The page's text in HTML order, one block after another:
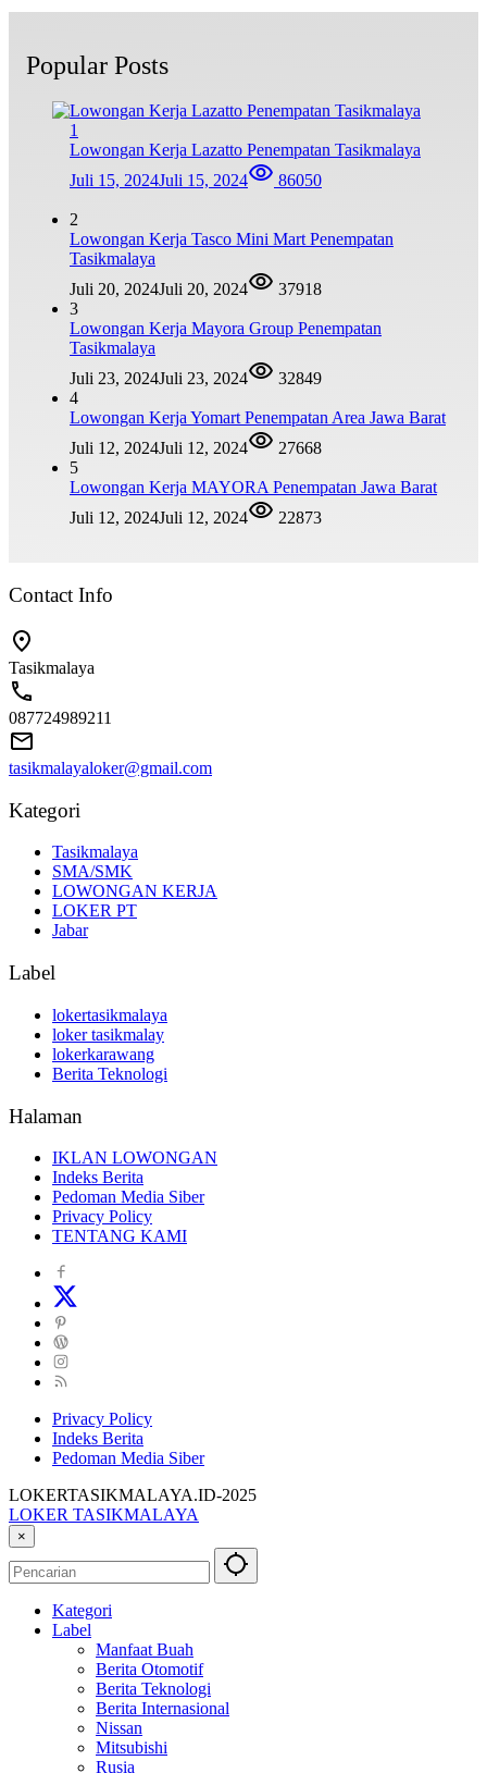
Popular Posts
1
Lowongan Kerja Lazatto Penempatan Tasikmalaya
Juli 15, 2024Juli 15, 2024 86050
2
Lowongan Kerja Tasco Mini Mart Penempatan
Tasikmalaya
Juli 20, 2024Juli 20, 2024
37918
3
Lowongan Kerja Mayora Group Penempatan
Tasikmalaya
Juli 23, 2024Juli 23, 2024
32849
4
Lowongan Kerja Yomart Penempatan Area Jawa Barat
Juli 12, 2024Juli 12, 2024
27668
5
Lowongan Kerja MAYORA Penempatan Jawa Barat
Juli 12, 2024Juli 12, 2024 22873
Contact Info
Tasikmalaya
087724989211
tasikmalayaloker@gmail.com
Kategori
Tasikmalaya
SMA/SMK
LOWONGAN KERJA
LOKER PT
Jabar
Label
lokertasikmalaya
loker tasikmalay
lokerkarawang
Berita Teknologi
Halaman
IKLAN LOWONGAN
Indeks Berita
Pedoman Media Siber
Privacy Policy
TENTANG KAMI
Privacy Policy
Indeks Berita
Pedoman Media Siber
LOKERTASIKMALAYA.ID-2025
LOKER TASIKMALAYA
Info
Lowongan
Kerja
Sekitarna
×
Kategori
Label
Manfaat Buah
Berita Otomotif
Berita Teknologi
Berita Internasional
Nissan
Mitsubishi
Rusia